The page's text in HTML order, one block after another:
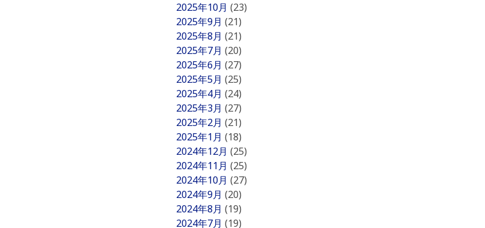
2025年10月 (23)
2025年9月 (21)
2025年8月 (21)
2025年7月 (20)
2025年6月 (27)
2025年5月 (25)
2025年4月 (24)
2025年3月 (27)
2025年2月 (21)
2025年1月 (18)
2024年12月 (25)
2024年11月 (25)
2024年10月 (27)
2024年9月 (20)
2024年8月 (19)
2024年7月 (19)